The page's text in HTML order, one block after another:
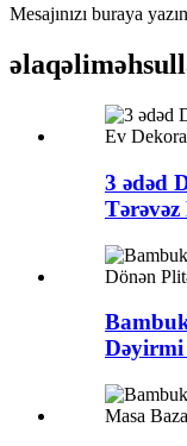
Mesajınızı buraya
əlaqəli
3 ədəd
Dəyirmi